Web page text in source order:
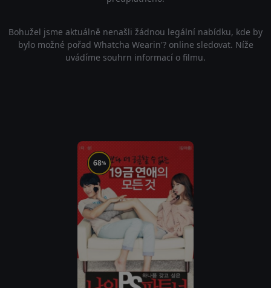
Bohužel jsme aktuálně nenašli žádnou legální nabídku, kde by
bylo možné pořad Whatcha Wearin'? online sledovat. Níže
uvádíme souhrn informací o filmu.
68%